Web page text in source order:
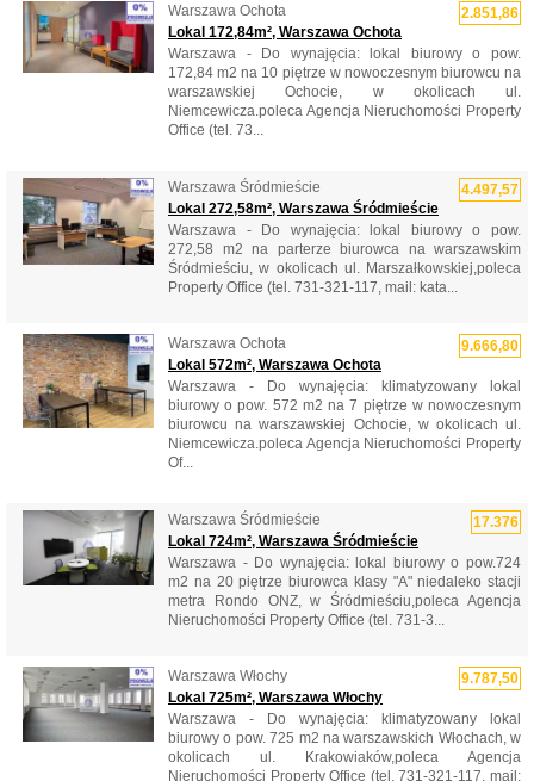
2.851,86
Warszawa Ochota
Lokal 172,84m², Warszawa Ochota
Warszawa - Do wynajęcia: lokal biurowy o pow.
172,84 m2 na 10 piętrze w nowoczesnym biurowcu na
warszawskiej Ochocie, w okolicach ul.
Niemcewicza.poleca Agencja Nieruchomości Property
Office (tel. 73...
4.497,57
Warszawa Śródmieście
Lokal 272,58m², Warszawa Śródmieście
Warszawa - Do wynajęcia: lokal biurowy o pow.
272,58 m2 na parterze biurowca na warszawskim
Śródmieściu, w okolicach ul. Marszałkowskiej,poleca
Property Office (tel. 731-321-117, mail: kata...
9.666,80
Warszawa Ochota
Lokal 572m², Warszawa Ochota
Warszawa - Do wynajęcia: klimatyzowany lokal
biurowy o pow. 572 m2 na 7 piętrze w nowoczesnym
biurowcu na warszawskiej Ochocie, w okolicach ul.
Niemcewicza.poleca Agencja Nieruchomości Property
Of...
17.376
Warszawa Śródmieście
Lokal 724m², Warszawa Śródmieście
Warszawa - Do wynajęcia: lokal biurowy o pow.724
m2 na 20 piętrze biurowca klasy "A" niedaleko stacji
metra Rondo ONZ, w Śródmieściu,poleca Agencja
Nieruchomości Property Office (tel. 731-3...
9.787,50
Warszawa Włochy
Lokal 725m², Warszawa Włochy
Warszawa - Do wynajęcia: klimatyzowany lokal
biurowy o pow. 725 m2 na warszawskich Włochach, w
okolicach ul. Krakowiaków,poleca Agencja
Nieruchomości Property Office (tel. 731-321-117, mail: